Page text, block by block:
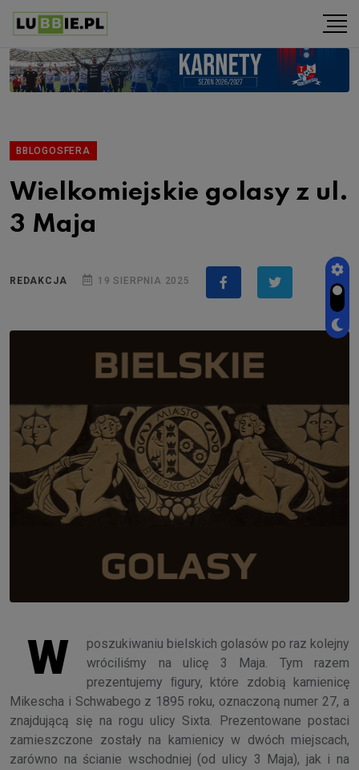
BBLOGOSFERA
Wielkomiejskie golasy z ul.
3 Maja
REDAKCJA 19 SIERPNIA 2025
W
poszukiwaniu bielskich golasów po raz kolejny
wróciliśmy na ulicę 3 Maja. Tym razem
prezentujemy ﬁgury, które zdobią kamienicę
Mikescha i Schwabego z 1895 roku, oznaczoną numer 27, a
znajdującą się na rogu ulicy Sixta. Prezentowane postaci
zamieszczone zostały na kamienicy w dwóch miejscach,
zarówno na ścianie wschodniej (od ulicy 3 Maja), jak i na